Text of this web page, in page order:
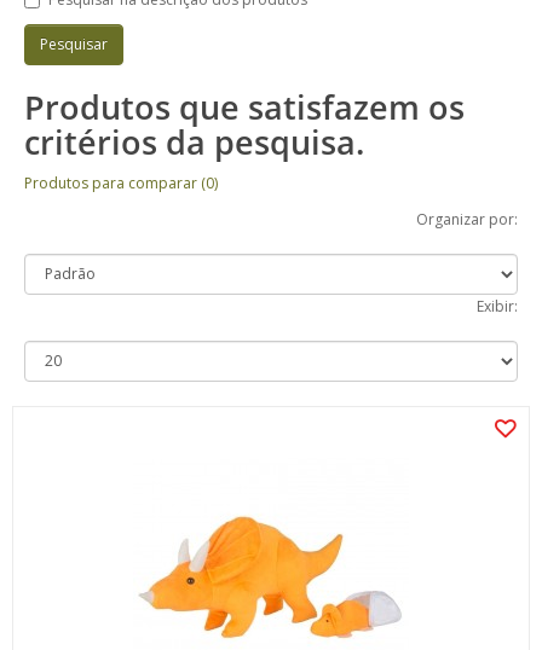
Produtos que satisfazem os
critérios da pesquisa.
Produtos para comparar (0)
Organizar por:
Exibir: